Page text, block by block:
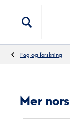
Fag og forskning
Mer